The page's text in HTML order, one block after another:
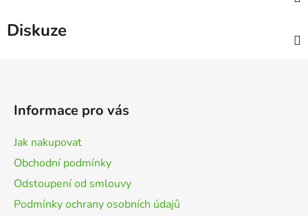
Diskuze
Informace pro vás
Jak nakupovat
Obchodní podmínky
Odstoupení od smlouvy
Podmínky ochrany osobních údajů